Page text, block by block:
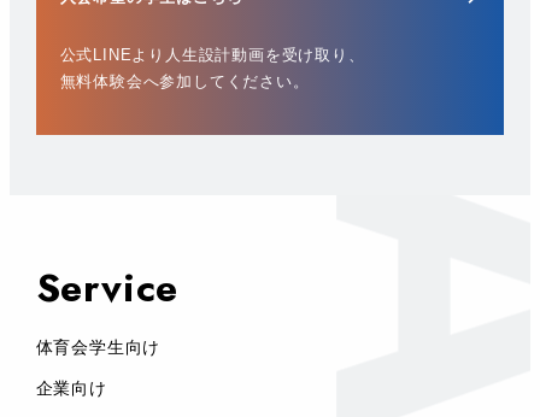
公式LINEより人生設計動画を受け取り、
無料体験会へ参加してください。
Service
体育会学生向け
企業向け